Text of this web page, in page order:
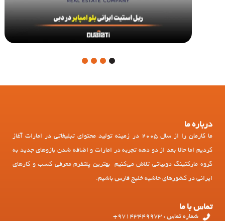
1
درباره ما
ما کارمان را از سال 2005 در زمینه تولید محتوای تبلیغاتی در امارات آغاز
کردیم اما حالا بعد از دو دهه تجربه در امارات و اضافه شدن بازوهای جدید به
گروه مارکتینگ دوبیاتی تلاش می‌کنیم بهترین پلتفرم معرفی کسب و کارهای
ایرانی در کشورهای حاشیه خلیج فارس باشیم.
تماس با ما
شماره تماس : 97143449973+